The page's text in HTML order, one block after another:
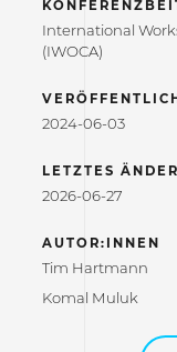
International
(IWOCA)
2024-06-03
LETZTES
2026-06-27
AUTOR:INNEN
Tim Hartmann
Komal Muluk